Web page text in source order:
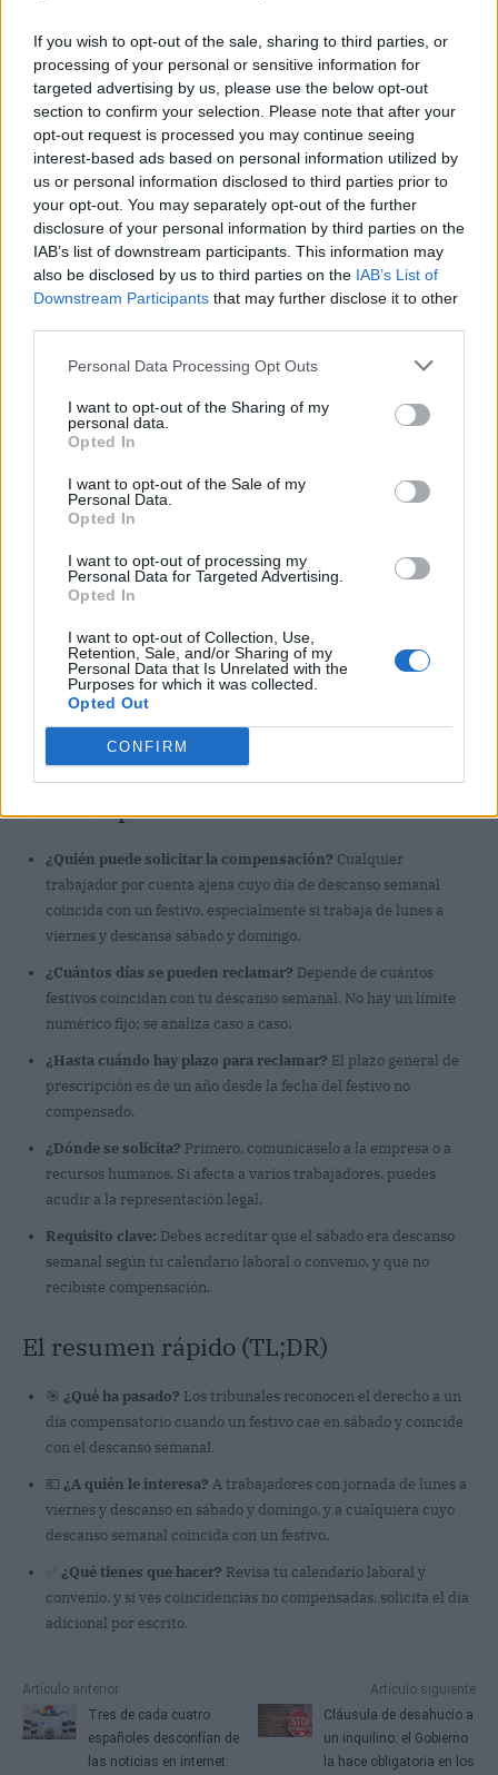
If you wish to opt-out of the sale, sharing to third parties, or
processing of your personal or sensitive information for
targeted advertising by us, please use the below opt-out
section to confirm your selection. Please note that after your
opt-out request is processed you may continue seeing
interest-based ads based on personal information utilized by
us or personal information disclosed to third parties prior to
your opt-out. You may separately opt-out of the further
disclosure of your personal information by third parties on the
IAB’s list of downstream participants. This information may
also be disclosed by us to third parties on the IAB’s List of
Downstream Participants that may further disclose it to other
Personal Data Processing Opt Outs
I want to opt-out of the Sharing of my
personal data.
Opted In
I want to opt-out of the Sale of my
Personal Data.
Opted In
I want to opt-out of processing my
Personal Data for Targeted Advertising.
Opted In
I want to opt-out of Collection, Use,
Retention, Sale, and/or Sharing of my
Personal Data that Is Unrelated with the
Purposes for which it was collected.
Opted Out
CONFIRM
centrarse en los actuales.
La ficha práctica
¿Quién puede solicitar la compensación? Cualquier
trabajador por cuenta ajena cuyo día de descanso semanal
coincida con un festivo, especialmente si trabaja de lunes a
viernes y descansa sábado y domingo.
¿Cuántos días se pueden reclamar? Depende de cuántos
festivos coincidan con tu descanso semanal. No hay un límite
numérico fijo; se analiza caso a caso.
¿Hasta cuándo hay plazo para reclamar? El plazo general de
prescripción es de un año desde la fecha del festivo no
compensado.
¿Dónde se solicita? Primero, comunícaselo a la empresa o a
recursos humanos. Si afecta a varios trabajadores, puedes
acudir a la representación legal.
Requisito clave: Debes acreditar que el sábado era descanso
semanal según tu calendario laboral o convenio, y que no
recibiste compensación.
El resumen rápido (TL;DR)
🎯 ¿Qué ha pasado? Los tribunales reconocen el derecho a un
día compensatorio cuando un festivo cae en sábado y coincide
con el descanso semanal.
💶 ¿A quién le interesa? A trabajadores con jornada de lunes a
viernes y descanso en sábado y domingo, y a cualquiera cuyo
descanso semanal coincida con un festivo.
¿Qué tienes que hacer? Revisa tu calendario laboral y
convenio, y si ves coincidencias no compensadas, solicita el día
adicional por escrito.
Artículo anterior
Tres de cada cuatro
españoles desconfían de
las noticias en internet:
Artículo siguiente
Cláusula de desahucio a
un inquilino: el Gobierno
la hace obligatoria en los